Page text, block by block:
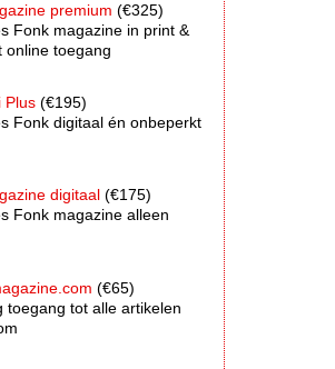
premium (€325)
Fonk magazine in print &
online toegang
Plus (€195)
Fonk digitaal én onbeperkt
digitaal (€175)
Fonk magazine alleen
(€65)
toegang tot alle artikelen